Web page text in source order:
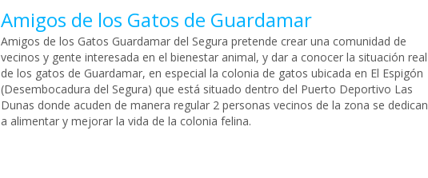
Amigos de los Gatos de Guardamar
Amigos de los Gatos Guardamar del Segura pretende crear una comunidad de
vecinos y gente interesada en el bienestar animal, y dar a conocer la situación real
de los gatos de Guardamar, en especial la colonia de gatos ubicada en El Espigón
(Desembocadura del Segura) que está situado dentro del Puerto Deportivo Las
Dunas donde acuden de manera regular 2 personas vecinos de la zona se dedican
a alimentar y mejorar la vida de la colonia felina.